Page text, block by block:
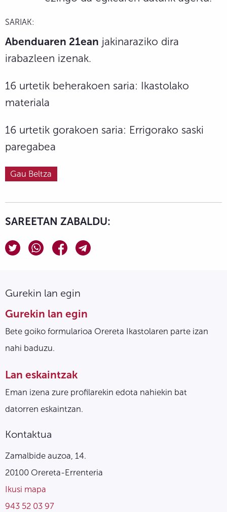
SARIAK:
Abenduaren 21ean jakinaraziko dira
irabazleen izenak.
16 urtetik beherakoen saria: Ikastolako
materiala
16 urtetik gorakoen saria: Errigorako saski
paregabea
Gau Beltza
SAREETAN ZABALDU:
Gurekin lan egin
Gurekin lan egin
Bete goiko formularioa Orereta Ikastolaren parte izan
nahi baduzu.
Lan eskaintzak
Eman izena zure profilarekin edota nahiekin bat
datorren eskaintzan.
Kontaktua
Zamalbide auzoa, 14.
20100 Orereta-Errenteria
Ikusi mapa
943 52 03 97